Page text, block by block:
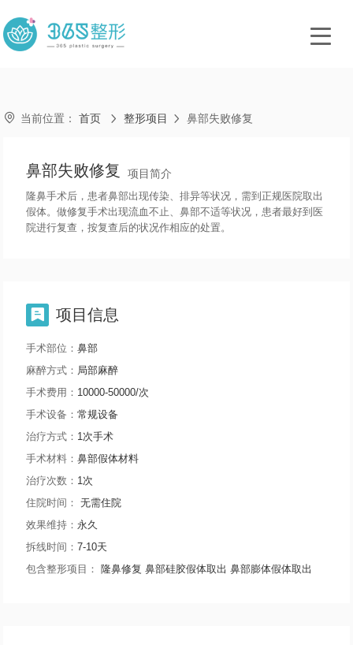
 当前位置： 首页  整形项目  鼻部失败修复
鼻部失败修复 项目简介
隆鼻手术后，患者鼻部出现传染、排异等状况，需到正规医院取出
假体。做修复手术出现流血不止、鼻部不适等状况，患者最好到医
院进行复查，按复查后的状况作相应的处置。
 项目信息
手术部位：鼻部
麻醉方式： 局部麻醉
手术费用： 10000-50000/次
手术设备：常规设备
治疗方式： 1次手术
手术材料：鼻部假体材料
治疗次数： 1次
住院时间：
无需住院
效果维持：永久
拆线时间： 7-10天
包含整形项目：
隆鼻修复鼻部硅胶假体取出鼻部膨体假体取出